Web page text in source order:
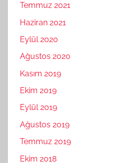
Temmuz 2021
Haziran 2021
Eylül 2020
Ağustos 2020
Kasım 2019
Ekim 2019
Eylül 2019
Ağustos 2019
Temmuz 2019
Ekim 2018